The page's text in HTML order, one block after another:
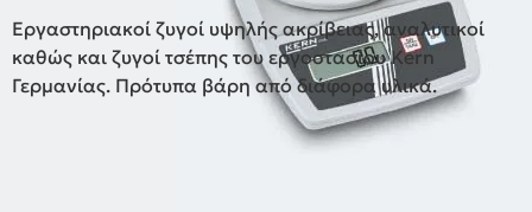
Εργαστηριακοί ζυγοί υψηλής ακρίβειας, αναλυτικοί
καθώς και ζυγοί τσέπης του εργοστασίου Kern
Γερμανίας. Πρότυπα βάρη από διάφορα υλικά.